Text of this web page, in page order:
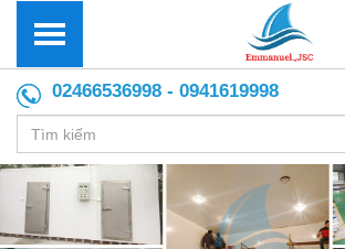
02466536998 - 0941619998